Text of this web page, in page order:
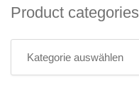
Product categories